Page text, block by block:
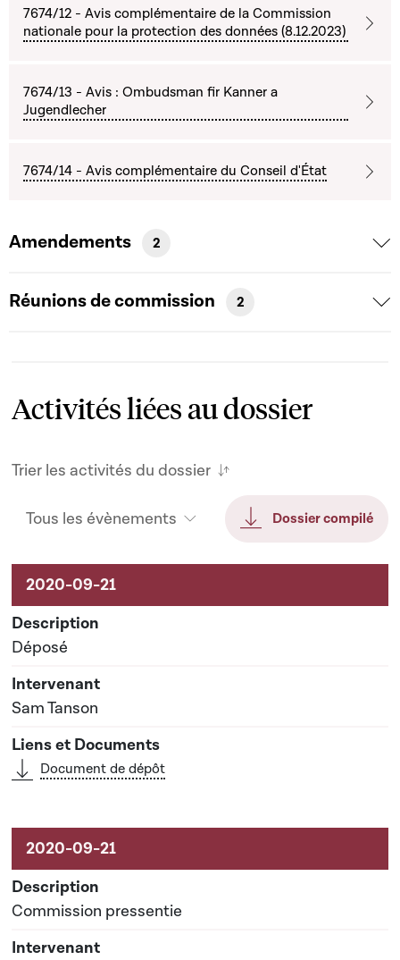
7674/12 - Avis complémentaire de la Commission
nationale pour la protection des données (8.12.2023)
7674/13 - Avis : Ombudsman fir Kanner a
Jugendlecher
7674/14 - Avis complémentaire du Conseil d'État
Amendements 2
Réunions de commission 2
Activités liées au dossier
Trier les activités du dossier
Tous les évènements Dossier compilé
Activités liées au dossier
Déposé
Sam Tanson
Document de dépôt
Commission pressentie